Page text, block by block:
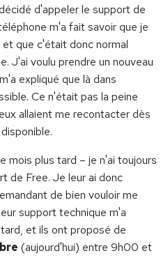
d'appeler le support de
m'a fait savoir que je
que c'était donc normal
J'ai voulu prendre un nouveau
expliqué que là dans
Ce n'était pas la peine
allaient me recontacter dès
mois plus tard – je n'ai toujours
de Free. Je leur ai donc
de bien vouloir me
support technique m'a
et ils ont proposé de
(aujourd'hui) entre 9h00 et